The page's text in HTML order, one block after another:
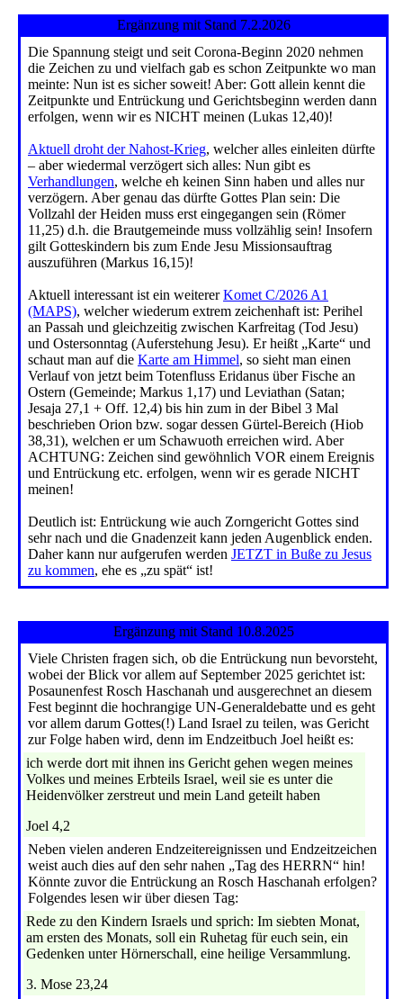
Ergänzung mit Stand 7.2.2026
Die Spannung steigt und seit Corona-Beginn 2020 nehmen
die Zeichen zu und vielfach gab es schon Zeitpunkte wo man
meinte: Nun ist es sicher soweit! Aber: Gott allein kennt die
Zeitpunkte und Entrückung und Gerichtsbeginn werden dann
erfolgen, wenn wir es NICHT meinen (Lukas 12,40)!
Aktuell droht der Nahost-Krieg, welcher alles einleiten dürfte
– aber wiedermal verzögert sich alles: Nun gibt es
Verhandlungen, welche eh keinen Sinn haben und alles nur
verzögern. Aber genau das dürfte Gottes Plan sein: Die
Vollzahl der Heiden muss erst eingegangen sein (Römer
11,25) d.h. die Brautgemeinde muss vollzählig sein! Insofern
gilt Gotteskindern bis zum Ende Jesu Missionsauftrag
auszuführen (Markus 16,15)!
Aktuell interessant ist ein weitererKomet C/2026 A1
(MAPS), welcher wiederum extrem zeichenhaft ist: Perihel
an Passah und gleichzeitig zwischen Karfreitag (Tod Jesu)
und Ostersonntag (Auferstehung Jesu). Er heißt „Karte“ und
schaut man auf die Karte am Himmel, so sieht man einen
Verlauf von jetzt beim Totenfluss Eridanus über Fische an
Ostern (Gemeinde; Markus 1,17) und Leviathan (Satan;
Jesaja 27,1 + Off. 12,4) bis hin zum in der Bibel 3 Mal
beschrieben Orion bzw. sogar dessen Gürtel-Bereich (Hiob
38,31), welchen er um Schawuoth erreichen wird. Aber
ACHTUNG: Zeichen sind gewöhnlich VOR einem Ereignis
und Entrückung etc. erfolgen, wenn wir es gerade NICHT
meinen!
Deutlich ist: Entrückung wie auch Zorngericht Gottes sind
sehr nach und die Gnadenzeit kann jeden Augenblick enden.
Daher kann nur aufgerufen werden JETZT in Buße zu Jesus
zu kommen, ehe es „zu spät“ ist!
Ergänzung mit Stand 10.8.2025
Viele Christen fragen sich, ob die Entrückung nun bevorsteht,
wobei der Blick vor allem auf September 2025 gerichtet ist:
Posaunenfest Rosch Haschanah und ausgerechnet an diesem
Fest beginnt die hochrangige UN-Generaldebatte und es geht
vor allem darum Gottes(!) Land Israel zu teilen, was Gericht
zur Folge haben wird, denn im Endzeitbuch Joel heißt es:
ich werde dort mit ihnen ins Gericht gehen wegen meines
Volkes und meines Erbteils Israel, weil sie es unter die
Heidenvölker zerstreut und mein Land geteilt haben
Joel 4,2
Neben vielen anderen Endzeitereignissen und Endzeitzeichen
weist auch dies auf den sehr nahen „Tag des HERRN“ hin!
Könnte zuvor die Entrückung an Rosch Haschanah erfolgen?
Folgendes lesen wir über diesen Tag:
Rede zu den Kindern Israels und sprich: Im siebten Monat,
am ersten des Monats, soll ein Ruhetag für euch sein, ein
Gedenken unter Hörnerschall, eine heilige Versammlung.
3. Mose 23,24